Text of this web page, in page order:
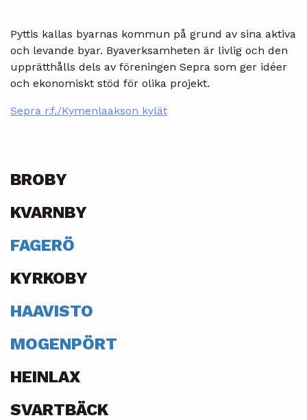
Pyttis kallas byarnas kommun på grund av sina aktiva
och levande byar. Byaverksamheten är livlig och den
upprätthålls dels av föreningen Sepra som ger idéer
och ekonomiskt stöd för olika projekt.
Sepra r.f./Kymenlaakson kylät
BROBY
KVARNBY
FAGERÖ
KYRKOBY
HAAVISTO
MOGENPÖRT
HEINLAX
SVARTBÄCK